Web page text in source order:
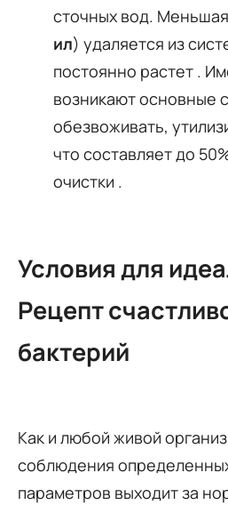
сточных вод.
ил) удаляется из
постоянно растет .
возникают основные
обезвоживать,
что составляет до
очистки .
Условия для
Рецепт
бактерий
Как и любой живой
соблюдения
параметров выходит за